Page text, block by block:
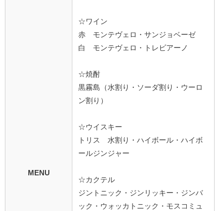
MENU
☆ワイン
赤 モンテヴェロ・サンジョベーゼ
白 モンテヴェロ・トレビアーノ
☆焼酎
黒霧島（水割り・ソーダ割り・ウーロ
ン割り）
☆ウイスキー
トリス 水割り・ハイボール・ハイボ
ールジンジャー
☆カクテル
ジントニック・ジンリッキー・ジンバ
ック・ウォッカトニック・モスコミュ